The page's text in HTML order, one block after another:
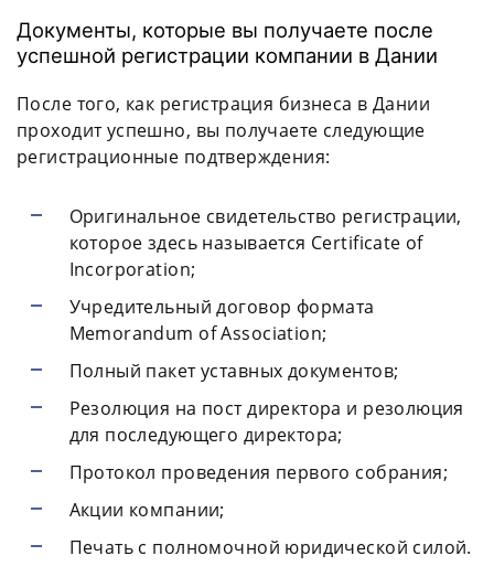
Документы, которые вы получаете после
успешной регистрации компании в Дании
После того, как регистрация бизнеса в Дании
проходит успешно, вы получаете следующие
регистрационные подтверждения:
Оригинальное свидетельство регистрации,
которое здесь называется Certificate of
Incorporation;
Учредительный договор формата
Memorandum of Association;
Полный пакет уставных документов;
Резолюция на пост директора и резолюция
для последующего директора;
Протокол проведения первого собрания;
Акции компании;
Печать с полномочной юридической силой.